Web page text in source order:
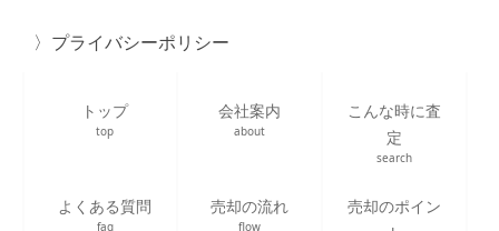
プライバシーポリシー
トップ
top
会社案内
about
こんな時に査
定
search
よくある質問
faq
売却の流れ
flow
売却のポイン